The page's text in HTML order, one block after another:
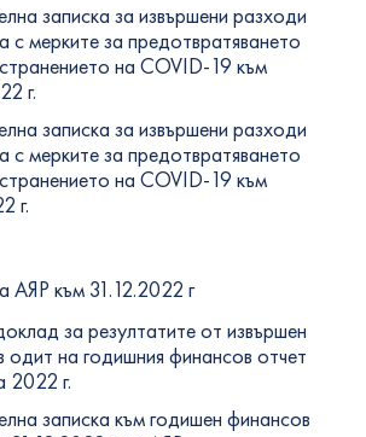
записка за извършени разходи
с мерките за предотвратяването
на COVID-19 към
г.
записка за извършени разходи
с мерките за предотвратяването
на COVID-19 към
г.
АЯР към 31.12.2022 г
за резултатите от извършен
одит на годишния финансов отчет
2022 г.
записка към годишен финансов